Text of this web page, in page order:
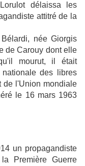
délaissa les
attitré de la
née Giorgis
de Carouy dont elle
mourut, il était
des libres
de l'Union mondiale
le 16 mars 1963
un propagandiste
Première Guerre